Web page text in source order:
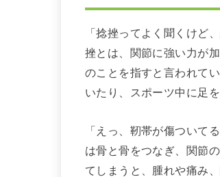
「捻挫ってよく聞くけど
挫とは、関節に強い力が
のことを指すと言われて
いたり、スポーツ中に足
「えっ、靭帯が傷ついて
は骨と骨をつなぎ、関節
てしまうと、腫れや痛み